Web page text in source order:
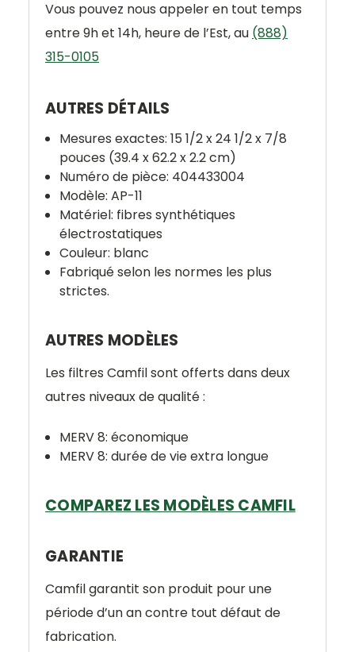
Vous pouvez nous appeler en tout temps
entre 9h et 14h, heure de l’Est, au (888)
315-0105
AUTRES DÉTAILS
Mesures exactes: 15 1/2 x 24 1/2 x 7/8
pouces (39.4 x 62.2 x 2.2 cm)
Numéro de pièce: 404433004
Modèle: AP-11
Matériel: fibres synthétiques
électrostatiques
Couleur: blanc
Fabriqué selon les normes les plus
strictes.
AUTRES MODÈLES
Les filtres Camfil sont offerts dans deux
autres niveaux de qualité :
MERV 8: économique
MERV 8: durée de vie extra longue
COMPAREZ LES MODÈLES CAMFIL
GARANTIE
Camfil garantit son produit pour une
période d’un an contre tout défaut de
fabrication.